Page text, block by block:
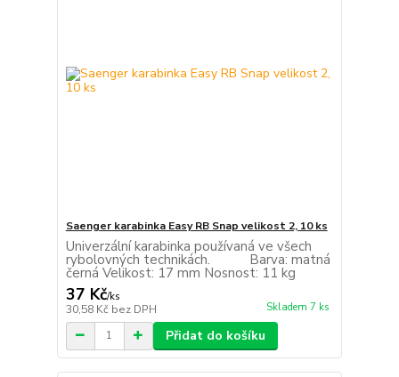
Saenger karabinka Easy RB Snap velikost 2, 10 ks
Univerzální karabinka používaná ve všech
rybolovných technikách. Barva: matná
černá Velikost: 17 mm Nosnost: 11 kg
37 Kč/ks
30,58 Kč bez DPH Skladem 7 ks
Přidat do košíku